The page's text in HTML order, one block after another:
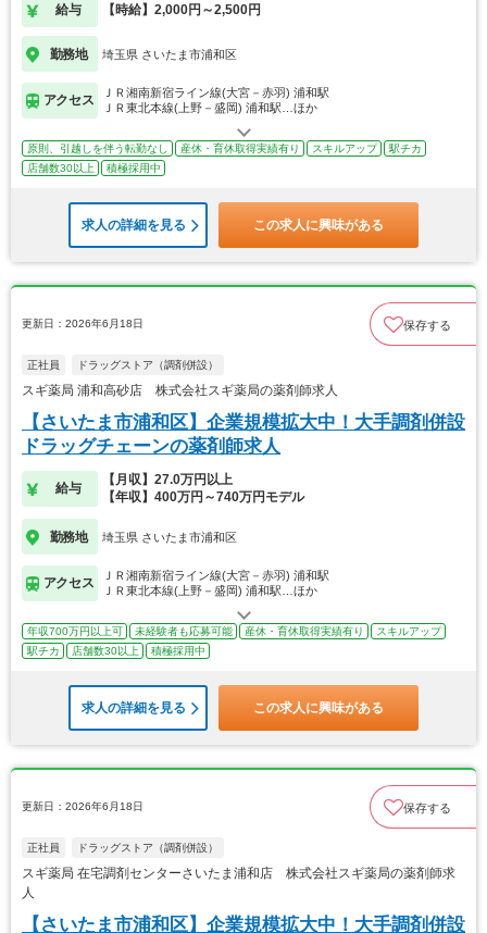
給与 【時給】2,000円～2,500円
勤務地 埼玉県 さいたま市浦和区
アクセス
ＪＲ湘南新宿ライン線(大宮－赤羽) 浦和駅
ＪＲ東北本線(上野－盛岡) 浦和駅…ほか
原則、引越しを伴う転勤なし 産休・育休取得実績有り スキルアップ
駅チカ
店舗数30以上
積極採用中
求人の詳細を見る この求人に興味がある
更新日：2026年6月18日 保存する
正社員 ドラッグストア（調剤併設）
スギ薬局 浦和高砂店 株式会社スギ薬局の薬剤師求人
【さいたま市浦和区】企業規模拡大中！大手調剤併設
ドラッグチェーンの薬剤師求人
給与
【月収】27.0万円以上
【年収】400万円～740万円モデル
勤務地 埼玉県 さいたま市浦和区
アクセス
ＪＲ湘南新宿ライン線(大宮－赤羽) 浦和駅
ＪＲ東北本線(上野－盛岡) 浦和駅…ほか
年収700万円以上可 未経験者も応募可能 産休・育休取得実績有り
スキルアップ
駅チカ
店舗数30以上 積極採用中
求人の詳細を見る この求人に興味がある
更新日：2026年6月18日 保存する
正社員 ドラッグストア（調剤併設）
スギ薬局 在宅調剤センターさいたま浦和店 株式会社スギ薬局の薬剤師求
人
【さいたま市浦和区】企業規模拡大中！大手調剤併設